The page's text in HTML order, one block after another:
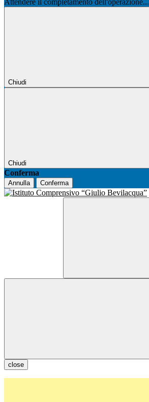
Attendere il completamento dell'operazione...
Chiudi
Chiudi
Conferma
Annulla Conferma
close